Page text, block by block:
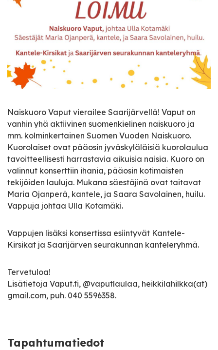
Naiskuoro Vaput vierailee Saarijärvellä! Vaput on
vanhin yhä aktiivinen suomenkielinen naiskuoro ja
mm. kolminkertainen Suomen Vuoden Naiskuoro.
Kuorolaiset ovat pääosin jyväskyläläisiä kuorolaulua
tavoitteellisesti harrastavia aikuisia naisia. Kuoro on
valinnut konserttiin ihania, pääosin kotimaisten
tekijöiden lauluja. Mukana säestäjinä ovat taitavat
Maria Ojanperä, kantele, ja Saara Savolainen, huilu.
Vappuja johtaa Ulla Kotamäki.
Vappujen lisäksi konsertissa esiintyvät Kantele-
Kirsikat ja Saarijärven seurakunnan kanteleryhmä.
Tervetuloa!
Lisätietoja Vaput.fi, @vaputlaulaa, heikkilahilkka(at)
gmail.com, puh. 040 5596358.
Tapahtumatiedot